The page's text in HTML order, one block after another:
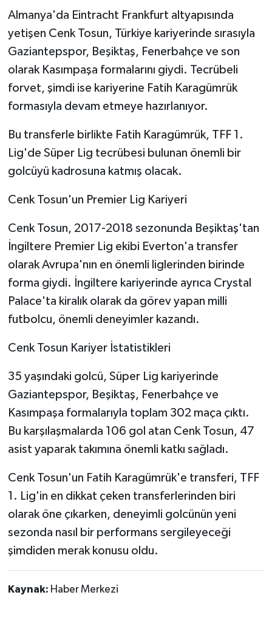
Almanya'da Eintracht Frankfurt altyapısında
yetişen Cenk Tosun, Türkiye kariyerinde sırasıyla
Gaziantepspor, Beşiktaş, Fenerbahçe ve son
olarak Kasımpaşa formalarını giydi. Tecrübeli
forvet, şimdi ise kariyerine Fatih Karagümrük
formasıyla devam etmeye hazırlanıyor.
Bu transferle birlikte Fatih Karagümrük, TFF 1.
Lig'de Süper Lig tecrübesi bulunan önemli bir
golcüyü kadrosuna katmış olacak.
Cenk Tosun'un Premier Lig Kariyeri
Cenk Tosun, 2017-2018 sezonunda Beşiktaş'tan
İngiltere Premier Lig ekibi Everton'a transfer
olarak Avrupa'nın en önemli liglerinden birinde
forma giydi. İngiltere kariyerinde ayrıca Crystal
Palace'ta kiralık olarak da görev yapan milli
futbolcu, önemli deneyimler kazandı.
Cenk Tosun Kariyer İstatistikleri
35 yaşındaki golcü, Süper Lig kariyerinde
Gaziantepspor, Beşiktaş, Fenerbahçe ve
Kasımpaşa formalarıyla toplam 302 maça çıktı.
Bu karşılaşmalarda 106 gol atan Cenk Tosun, 47
asist yaparak takımına önemli katkı sağladı.
Cenk Tosun'un Fatih Karagümrük'e transferi, TFF
1. Lig'in en dikkat çeken transferlerinden biri
olarak öne çıkarken, deneyimli golcünün yeni
sezonda nasıl bir performans sergileyeceği
şimdiden merak konusu oldu.
Kaynak: Haber Merkezi